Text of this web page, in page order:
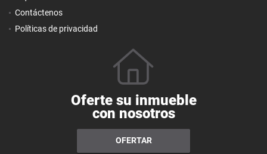
Contáctenos
Políticas de privacidad
Oferte su inmueble
con nosotros
OFERTAR